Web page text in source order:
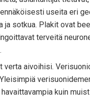
useita eri
ja sotkua. Plakit ovat
terveitä
aivoihisi.
kuin